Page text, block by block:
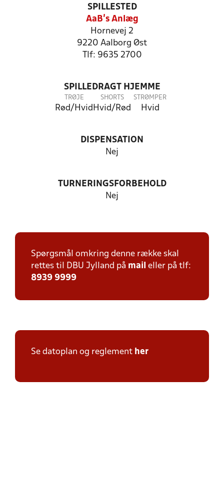
SPILLESTED
AaB's Anlæg
Hornevej 2
9220 Aalborg Øst
Tlf: 9635 2700
SPILLEDRAGT HJEMME
TRØJE
Rød/Hvid
SHORTS
Hvid/Rød
STRØMPER
Hvid
DISPENSATION
Nej
TURNERINGSFORBEHOLD
Nej
Spørgsmål omkring denne række skal
rettes til DBU Jylland på mail eller på tlf:
8939 9999
Se datoplan og reglement her